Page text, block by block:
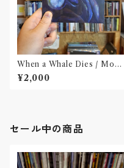
When a Whale Dies / Moby
Dick(CD)
¥2,000
セール中の商品